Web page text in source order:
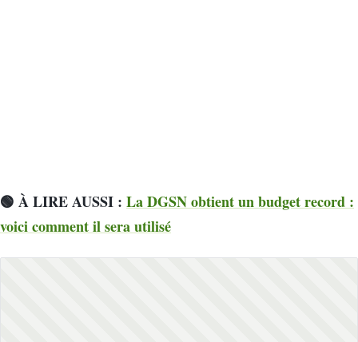
🟢 À LIRE AUSSI : La DGSN obtient un budget record :
voici comment il sera utilisé